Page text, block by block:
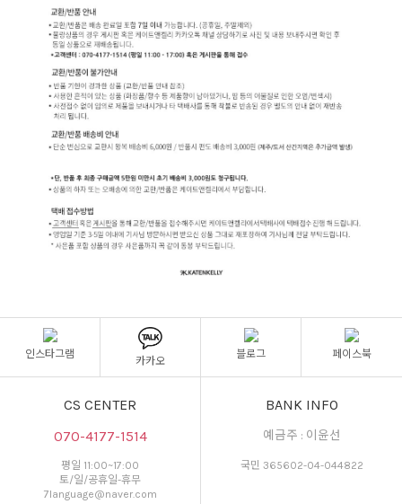
인스타그램
카카오
블로그 페이스북
CS CENTER
070-4177-1514
평일 11:00~17:00
토/일/공휴일-휴무
7language@naver.com
BANK INFO
예금주 : 이윤선
국민 365602-04-044822